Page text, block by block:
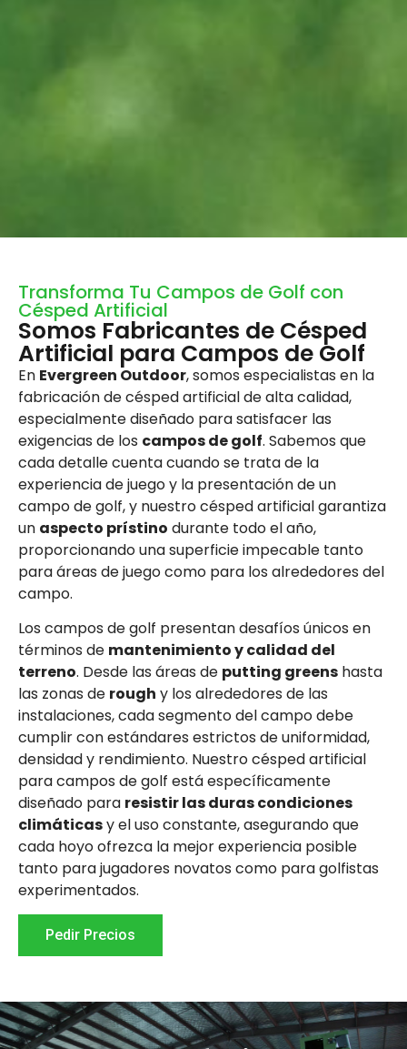
Transforma Tu Campos de Golf con
Césped Artificial
Somos Fabricantes de Césped
Artificial para Campos de Golf
En Evergreen Outdoor, somos especialistas en la
fabricación de césped artificial de alta calidad,
especialmente diseñado para satisfacer las
exigencias de los campos de golf. Sabemos que
cada detalle cuenta cuando se trata de la
experiencia de juego y la presentación de un
campo de golf, y nuestro césped artificial garantiza
un aspecto prístino durante todo el año,
proporcionando una superficie impecable tanto
para áreas de juego como para los alrededores del
campo.
Los campos de golf presentan desafíos únicos en
términos de mantenimiento y calidad del
terreno. Desde las áreas de putting greens hasta
las zonas de rough y los alrededores de las
instalaciones, cada segmento del campo debe
cumplir con estándares estrictos de uniformidad,
densidad y rendimiento. Nuestro césped artificial
para campos de golf está específicamente
diseñado para resistir las duras condiciones
climáticasy el uso constante, asegurando que
cada hoyo ofrezca la mejor experiencia posible
tanto para jugadores novatos como para golfistas
experimentados.
Pedir Precios